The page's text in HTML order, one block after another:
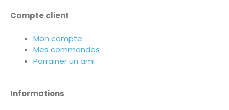
Compte client
Mon compte
Mes commandes
Parrainer un ami
Informations